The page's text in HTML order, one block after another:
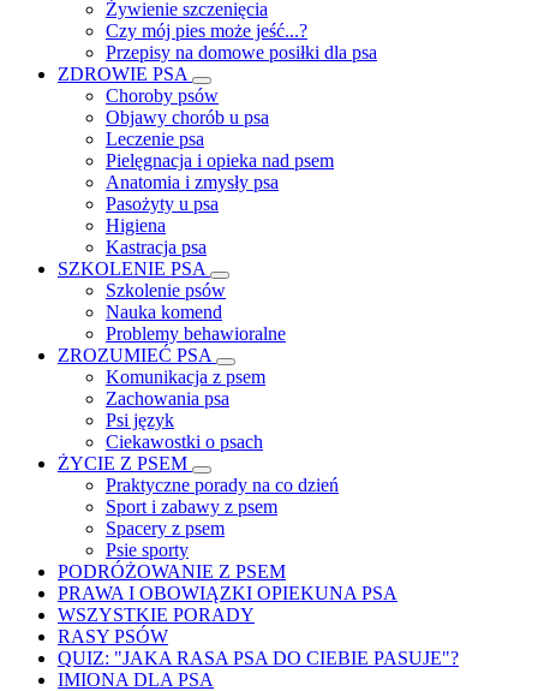
Żywienie szczenięcia
Czy mój pies może jeść...?
Przepisy na domowe posiłki dla psa
ZDROWIE PSA
Choroby psów
Objawy chorób u psa
Leczenie psa
Pielęgnacja i opieka nad psem
Anatomia i zmysły psa
Pasożyty u psa
Higiena
Kastracja psa
SZKOLENIE PSA
Szkolenie psów
Nauka komend
Problemy behawioralne
ZROZUMIEĆ PSA
Komunikacja z psem
Zachowania psa
Psi język
Ciekawostki o psach
ŻYCIE Z PSEM
Praktyczne porady na co dzień
Sport i zabawy z psem
Spacery z psem
Psie sporty
PODRÓŻOWANIE Z PSEM
PRAWA I OBOWIĄZKI OPIEKUNA PSA
WSZYSTKIE PORADY
RASY PSÓW
QUIZ: "JAKA RASA PSA DO CIEBIE PASUJE"?
IMIONA DLA PSA